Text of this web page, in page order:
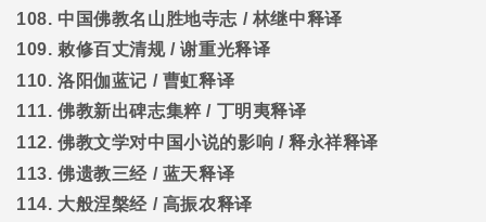
108. 中国佛教名山胜地寺志 / 林继中释译
109. 敕修百丈清规/谢重光释译
110. 洛阳伽蓝记 / 曹虹释译
111. 佛教新出碑志集粹/ 丁明夷释译
112. 佛教文学对中国小说的影响 /释永祥释译
113. 佛遗教三经 / 蓝天释译
114. 大般涅槃经 / 高振农释译